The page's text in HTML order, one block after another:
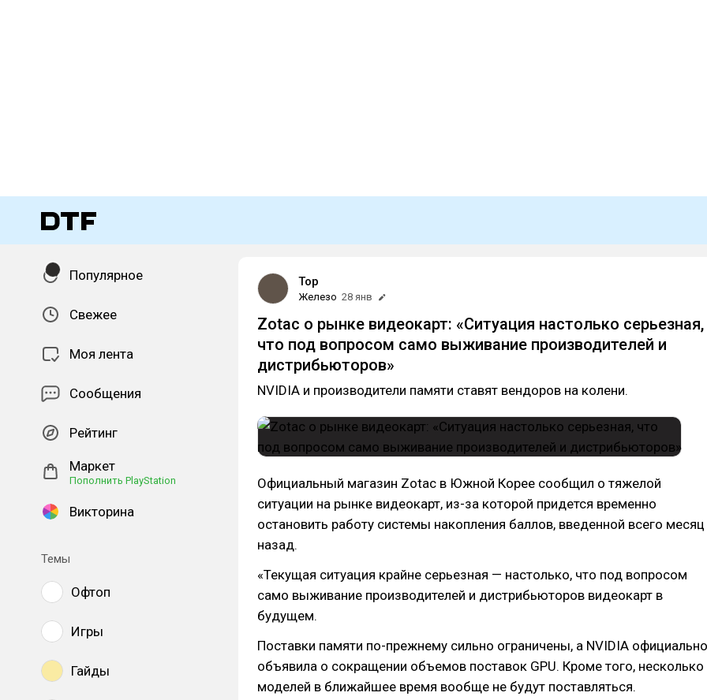
Популярное
Свежее
Моя лента
Сообщения
Рейтинг
Маркет
Пополнить PlayStation
Викторина
Темы
Офтоп
Игры
Гайды
Top
Железо 28 янв
Zotac о рынке видеокарт: «Ситуация настолько серьезная,
что под вопросом само выживание производителей и
дистрибьюторов»
NVIDIA и производители памяти ставят вендоров на колени.
Официальный магазин Zotac в Южной Корее сообщил о тяжелой
ситуации на рынке видеокарт, из-за которой придется временно
остановить работу системы накопления баллов, введенной всего месяц
назад.
«Текущая ситуация крайне серьезная — настолько, что под вопросом
само выживание производителей и дистрибьюторов видеокарт в
будущем.
Поставки памяти по-прежнему сильно ограничены, а NVIDIA официально
объявила о сокращении объемов поставок GPU. Кроме того, несколько
моделей в ближайшее время вообще не будут поставляться.